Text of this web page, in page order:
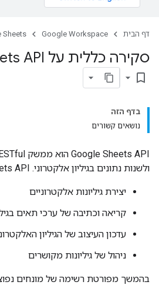
דף הבית Google Workspace
Sheets
סקירה כללית על Google Sheets API
bookmark_border
בדף הזה
נושאים קשורים
ולשנות נתונים בגיליון אלקטרוני. ‫Sheets API מאפשר לכם:
יצירת גיליונות אלקטרוניים
קריאה וכתיבה של ערכי תאים
עדכון העיצוב של הגיליון
ניהול של גיליונות מקושרים
בהמשך מפורטת רשימה של מונחים